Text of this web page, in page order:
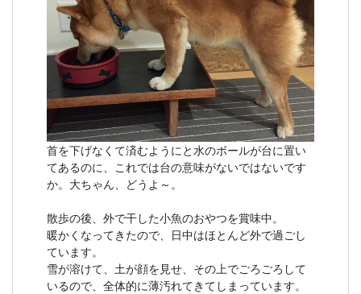
首を下げなくて済むようにと水のボールが台に置い
てあるのに、これでは台の意味がないではないです
か。大ちゃん、どうよ～。
散歩の後、外で干した小魚のおやつを賞味中。
暖かくなってきたので、日中はほとんど外で過ごし
ています。
雪が溶けて、土が顔を見せ、その上でごろごろして
いるので、全体的に薄汚れてきてしまっています。